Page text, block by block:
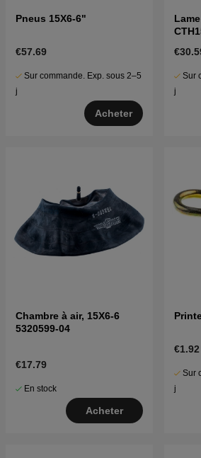
Pneus 15X6-6"
€57.69
Sur commande. Exp. sous 2–5
j
Acheter
Sur
j
Chambre à air, 15X6-6
5320599-04
€17.79
En stock
Acheter
€1.92
Sur
j